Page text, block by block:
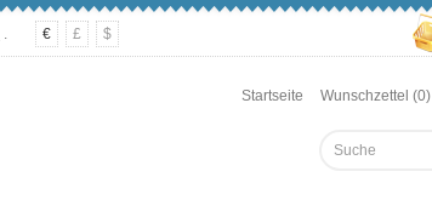
. € £ $
Startseite Wunschzettel (0)